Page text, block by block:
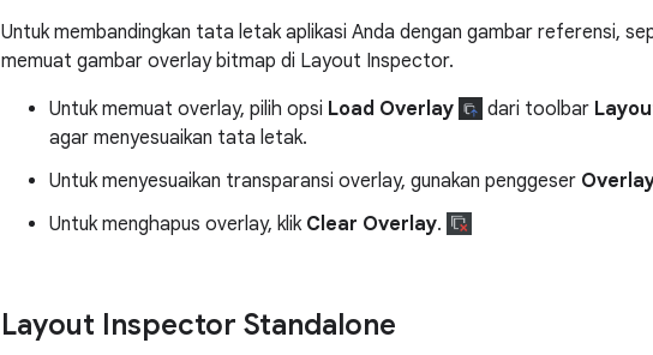
Untuk membandingkan tata letak aplikasi Anda dengan gambar referensi,
memuat gambar overlay bitmap di Layout Inspector.
Untuk memuat overlay, pilih opsi Load Overlay dari toolbar
agar menyesuaikan tata letak.
Untuk menyesuaikan transparansi overlay, gunakan penggeser
Untuk menghapus overlay, klik Clear Overlay.
Layout Inspector Standalone